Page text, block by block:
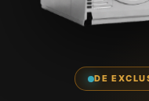
DE